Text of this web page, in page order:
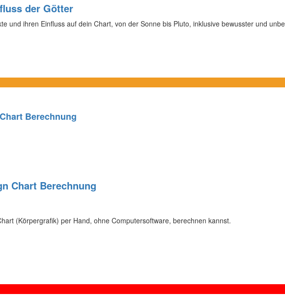
der Götter
und ihren Einfluss auf dein Chart, von der Sonne bis Pluto, inklusive bewusster und
Berechnung
Chart Berechnung
(Körpergrafik) per Hand, ohne Computersoftware, berechnen kannst.